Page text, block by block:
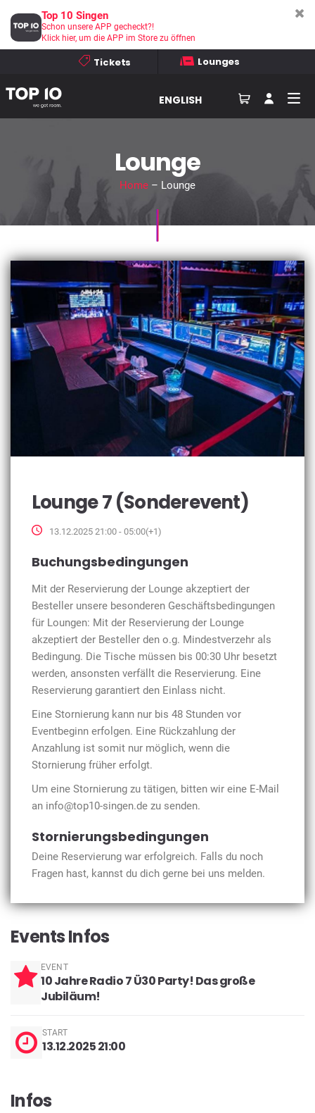
Tickets Lounges
ENGLISH
Lounge
Home– Lounge
Lounge 7 (Sonderevent)
13.12.2025 21:00 - 05:00(+1)
Buchungsbedingungen
Mit der Reservierung der Lounge akzeptiert der
Besteller unsere besonderen Geschäftsbedingungen
für Loungen: Mit der Reservierung der Lounge
akzeptiert der Besteller den o.g. Mindestverzehr als
Bedingung. Die Tische müssen bis 00:30 Uhr besetzt
werden, ansonsten verfällt die Reservierung. Eine
Reservierung garantiert den Einlass nicht.
Eine Stornierung kann nur bis 48 Stunden vor
Eventbeginn erfolgen. Eine Rückzahlung der
Anzahlung ist somit nur möglich, wenn die
Stornierung früher erfolgt.
Um eine Stornierung zu tätigen, bitten wir eine E-Mail
an info@top10-singen.de zu senden.
Stornierungsbedingungen
Deine Reservierung war erfolgreich. Falls du noch
Fragen hast, kannst du dich gerne bei uns melden.
Events Infos
EVENT
10 Jahre Radio 7 Ü30 Party! Das große
Jubiläum!
START
13.12.2025 21:00
Infos
Top 10 Singen
Schon unsere APP gecheckt?!
Klick hier, um die APP im Store zu öffnen